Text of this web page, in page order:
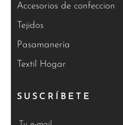
Accesorios de confeccion
Tejidos
Pasamanería
Textil Hogar
SUSCRÍBETE